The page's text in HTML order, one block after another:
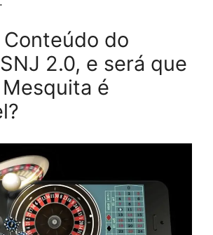
Conteúdo do
2.0, e será que
é